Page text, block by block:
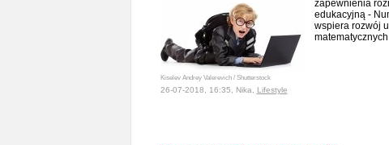
Kiselev Andrey Valerevich / Shutterstock
zapewnienia
edukacyjną -
wspiera rozwój
26-07-2018, 16:35, Nika, Lifestyle